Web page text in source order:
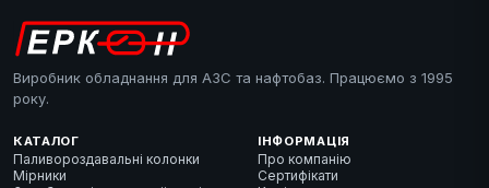
Виробник обладнання для АЗС та нафтобаз. Працюємо з 1995
року.
КАТАЛОГ
Паливороздавальні колонки
Мірники
ІНФОРМАЦІЯ
Про компанію
Сертифікати